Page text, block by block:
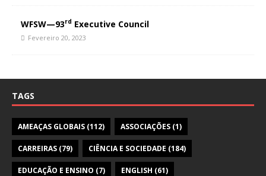
WFSW—93rd Executive Council
Fevereiro 20, 2023
TAGS
AMEAÇAS GLOBAIS (112) ASSOCIAÇÕES (1)
CARREIRAS (79) CIÊNCIA E SOCIEDADE (184)
EDUCAÇÃO E ENSINO (7) ENGLISH (61)